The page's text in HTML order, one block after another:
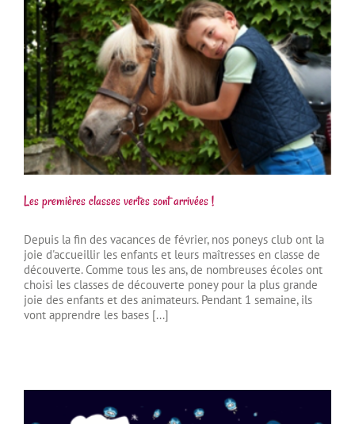
Les premières classes vertes sont arrivées !
Depuis la fin des vacances de février, nos poneys club ont la
joie d'accueillir les enfants et leurs maîtresses en classe de
découverte. Comme tous les ans, de nombreuses écoles ont
choisi les classes de découverte poney pour la plus grande
joie des enfants et des animateurs. Pendant 1 semaine, ils
vont apprendre les bases [...]